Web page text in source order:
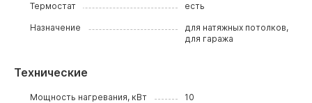
Термостат есть
Назначение
для натяжных потолков,
для гаража
Технические
Мощность нагревания, кВт 10